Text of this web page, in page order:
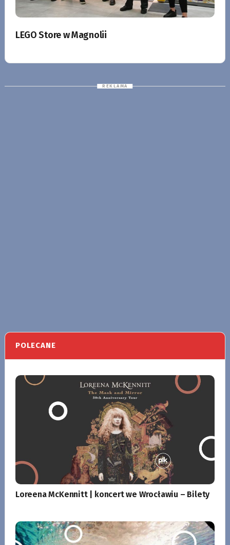
LEGO Store w Magnolii
POLECANE
Loreena McKennitt | koncert we Wrocławiu – Bilety